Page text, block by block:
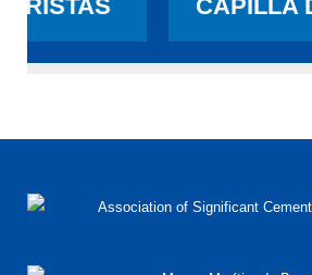
CAPILLA DELS